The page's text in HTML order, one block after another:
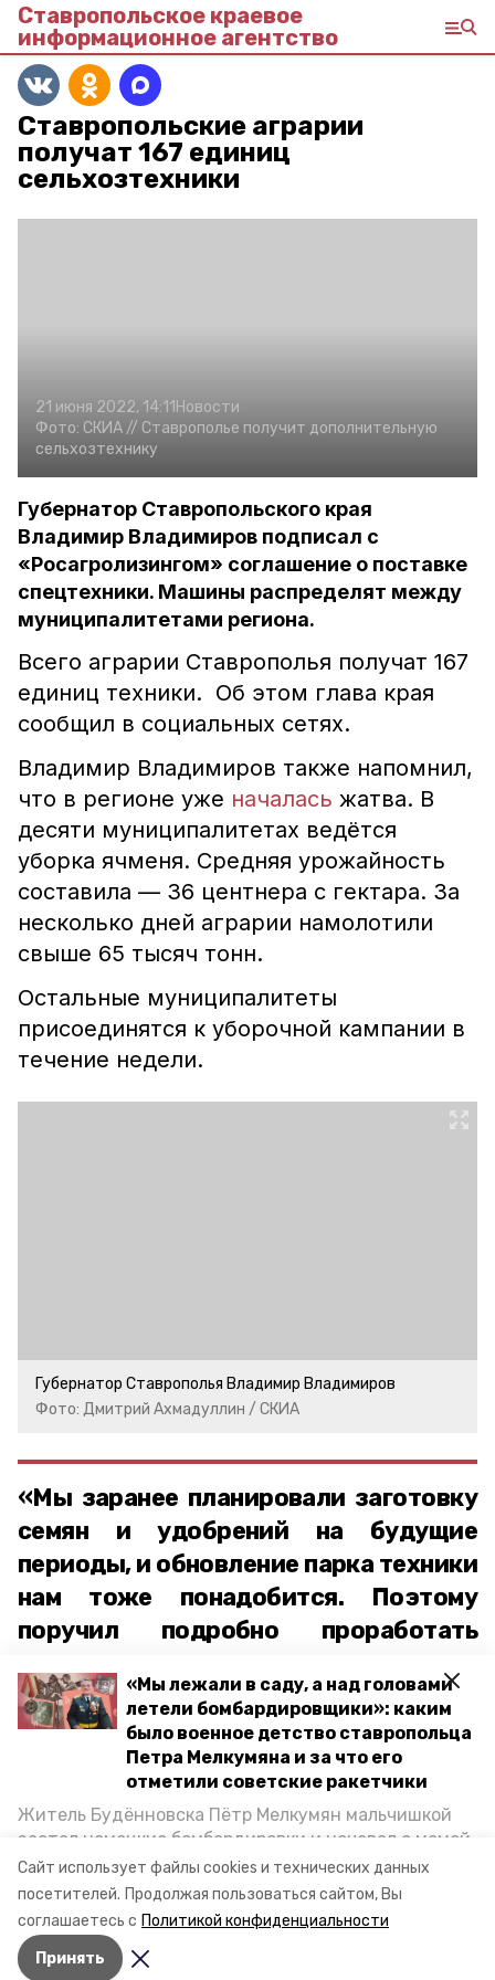
Сайт использует файлы cookies и технических данных
посетителей. Продолжая пользоваться сайтом, Вы
соглашаетесь с Политикой конфиденциальности
Принять
«Мы лежали в саду, а над головами
летели бомбардировщики»: каким
было военное детство ставропольца
Петра Мелкумяна и за что его
отметили советские ракетчики
Житель Будённовска Пётр Мелкумян мальчишкой
застал немецкие бомбардировки и ночевал с мамой
под открытым небом, когда гитлеровцы заняли их
дом. Чем запомнились эти дни, как выживали после
и чем Пётр помог ракетным войскам — в новом
материале спецпроекта «Победы26» «Дети
Великой Отечественной».
Ставропольское краевое
информационное агентство
Ставропольские аграрии
получат 167 единиц
сельхозтехники
21 июня 2022, 14:11 Новости
Фото: СКИА // Ставрополье получит дополнительную
сельхозтехнику
Губернатор Ставропольского края
Владимир Владимиров подписал с
«Росагролизингом» соглашение о поставке
спецтехники. Машины распределят между
муниципалитетами региона.
Всего аграрии Ставрополья получат 167
единиц техники. Об этом глава края
сообщил в социальных сетях.
Владимир Владимиров также напомнил,
что в регионе уже началась жатва. В
десяти муниципалитетах ведётся
уборка ячменя. Средняя урожайность
составила –– 36 центнера с гектара. За
несколько дней аграрии намолотили
свыше 65 тысяч тонн.
Остальные муниципалитеты
присоединятся к уборочной кампании в
течение недели.
Губернатор Ставрополья Владимир Владимиров
Фото: Дмитрий Ахмадуллин / СКИА
«Мы заранее планировали заготовку
семян и удобрений на будущие
периоды, и обновление парка техники
нам тоже понадобится. Поэтому
поручил подробно проработать
Ставрополье. Буду держать эту тему
на личном контроле»,
отметил губернатор Ставрополья Владимир
Владимиров.
сельское хозяйство
Авторы: Сталина Лесь-Нелина